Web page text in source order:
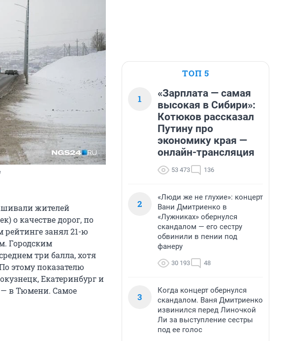
жителей
о качестве дорог, по
занял 21-ю
Городским
три балла, хотя
этому показателю
Екатеринбург и
— в Тюмени. Самое
ТОП 5
1
«Зарплата — самая
высокая в Сибири»:
Котюков рассказал
Путину про
экономику края —
онлайн-трансляция
53 473 136
2
«Люди же не глухие»: концерт
Вани Дмитриенко в
«Лужниках» обернулся
скандалом — его сестру
обвинили в пении под
фанеру
30 193 48
3
Когда концерт обернулся
скандалом. Ваня Дмитриенко
извинился перед Линочкой
Ли за выступление сестры
под ее голос